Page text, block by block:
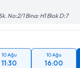
No:2/1 Bina: H1 Blok D:7
10 Ağu
11:30
10 Ağu
16:00